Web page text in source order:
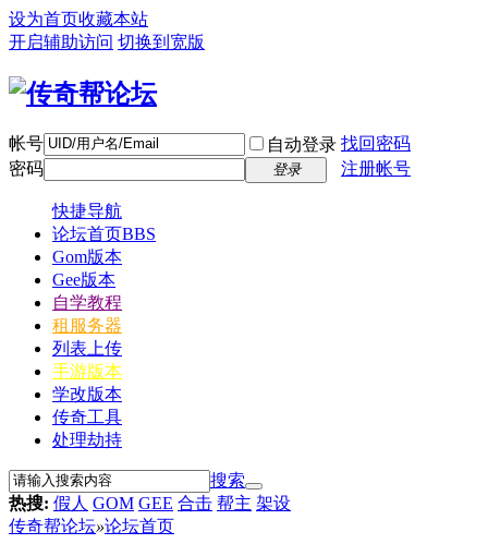
设为首页收藏本站
开启辅助访问 切换到宽版
帐号 自动登录 找回密码
密码
登录 注册帐号
快捷导航
论坛首页BBS
Gom版本
Gee版本
自学教程
租服务器
列表上传
手游版本
学改版本
传奇工具
处理劫持
搜索
热搜: 假人 GOM GEE 合击 帮主 架设
传奇帮论坛»论坛首页